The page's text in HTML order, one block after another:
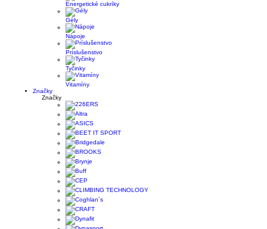
Energetické cukríky
Gély
Nápoje
Príslušenstvo
Tyčinky
Vitamíny
Značky
Značky